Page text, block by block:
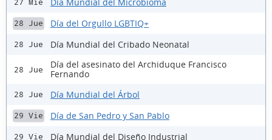
27 Mié
28 Jue Día del Orgullo LGBTIQ+
28 Jue Día Mundial del Cribado Neonatal
28 Jue
Día del asesinato del Archiduque Francisco
Fernando
28 Jue Día Mundial del Árbol
29 Vie Día de San Pedro y San Pablo
29 Vie Día Mundial del Diseño Industrial